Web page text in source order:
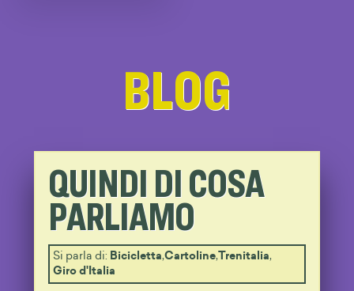
BLOG
QUINDI DI COSA
PARLIAMO
Si parla di: Bicicletta,Cartoline,Trenitalia,
Giro d'Italia